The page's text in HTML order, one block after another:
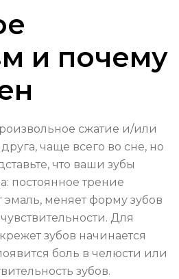
и почему
сжатие и/или
чаще всего во сне, но
что ваши зубы
постоянное трение
эмаль, меняет форму зубов
Для
зубов начинается
боль в челюсти или
зубов.